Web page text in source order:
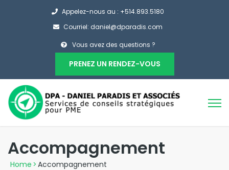
Appelez-nous au : +514.893.5180
Courriel: daniel@dparadis.com
Vous avez des questions ?
PRENEZ UN RENDEZ-VOUS
Accompagnement
Home > Accompagnement